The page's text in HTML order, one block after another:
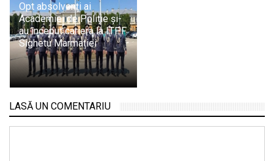
Opt absolvenți ai
Academiei de Poliție și-
au început cariera la ITPF
Sighetu Marmației
LASĂ UN COMENTARIU